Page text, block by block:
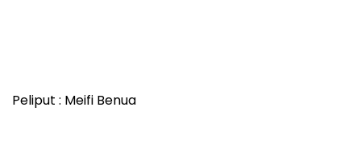
Peliput : Meifi Benua